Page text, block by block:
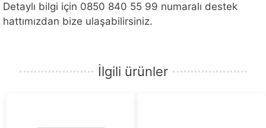
Detaylı bilgi için 0850 840 55 99 numaralı destek
hattımızdan bize ulaşabilirsiniz.
İlgili ürünler